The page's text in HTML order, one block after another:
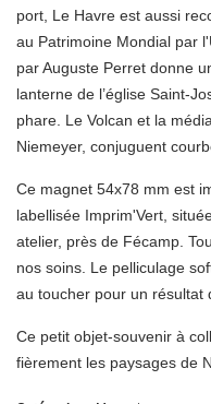
port, Le Havre est aussi
au Patrimoine Mondial par
par Auguste Perret donne
lanterne de l’église Saint-
phare. Le Volcan et la
Niemeyer, conjuguent
Ce magnet 54x78 mm est
labellisée Imprim'Vert,
atelier, près de Fécamp.
nos soins. Le pelliculage
au toucher pour un résultat
Ce petit objet-souvenir à
fièrement les paysages de